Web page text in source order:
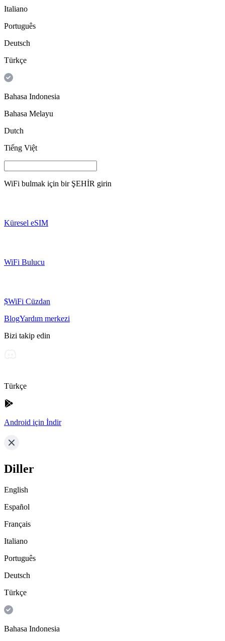
Italiano
Português
Deutsch
Türkçe
Bahasa Indonesia
Bahasa Melayu
Dutch
Tiếng Việt
WiFi bulmak için bir ŞEHİR girin
Küresel eSIM
WiFi Bulucu
$WiFi Cüzdan
BlogYardım merkezi
Bizi takip edin
Türkçe
Android için İndir
Diller
English
Español
Français
Italiano
Português
Deutsch
Türkçe
Bahasa Indonesia